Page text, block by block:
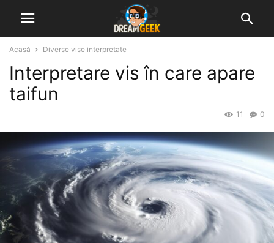
Acasă Diverse vise interpretate
Interpretare vis în care apare
taifun
0
11